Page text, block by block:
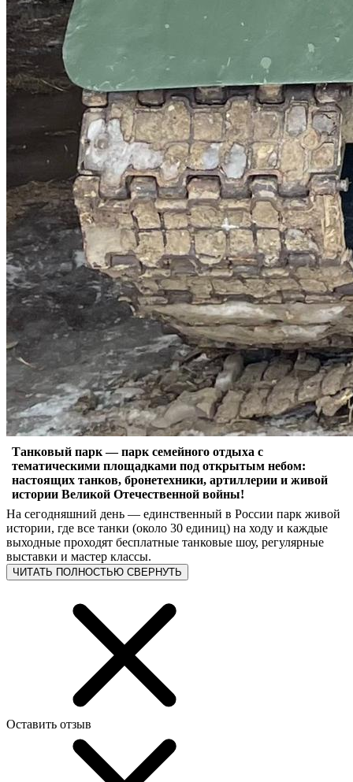
Танковый парк — парк семейного отдыха с
тематическими площадками под открытым небом:
настоящих танков, бронетехники, артиллерии и живой
истории Великой Отечественной войны!
На сегодняшний день — единственный в России парк живой
истории, где все танки (около 30 единиц) на ходу и каждые
выходные проходят бесплатные танковые шоу, регулярные
выставки и мастер классы.
ЧИТАТЬ ПОЛНОСТЬЮ СВЕРНУТЬ
Оставить отзыв